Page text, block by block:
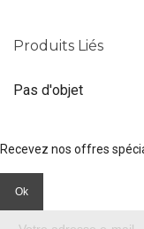
Produits Liés
Pas d'objet
Recevez nos offres